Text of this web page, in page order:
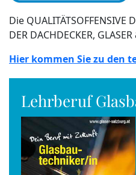
Die QUALITÄTSOFFENSIVE
DER DACHDECKER,
Hier kommen Sie zu den
Lehrberuf